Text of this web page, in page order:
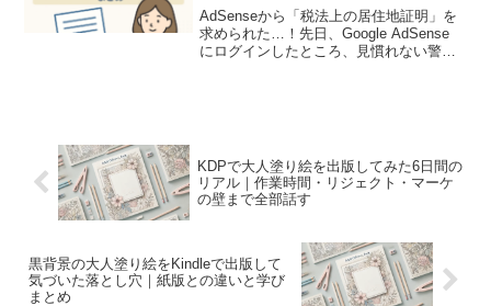
った話【税務署体験談】
AdSenseから「税法上の居住地証明」を
求められた…！先日、Google AdSense
にログインしたところ、見慣れない警告
KDPで大人塗り絵を出版してみた6日間の
リアル｜作業時間・リジェクト・マーケ
の壁まで全部話す
黒背景の大人塗り絵をKindleで出版して
気づいた落とし穴｜紙版との違いと学び
まとめ